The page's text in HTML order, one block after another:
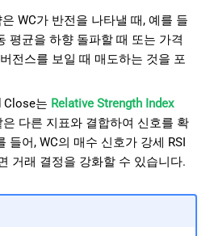
WC가 반전을 나타낼 때, 예를 들
평균을 하향 돌파할 때 또는 가격
전스를 보일 때 매도하는 것을 포
Close는 Relative Strength Index
은 다른 지표와 결합하여 신호를 확
들어, WC의 매수 신호가 강세 RSI
거래 결정을 강화할 수 있습니다.